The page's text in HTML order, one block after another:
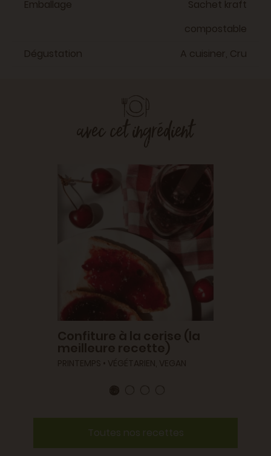
Emballage
Sachet kraft
compostable
Dégustation
A cuisiner, Cru
Toutes nos recettes